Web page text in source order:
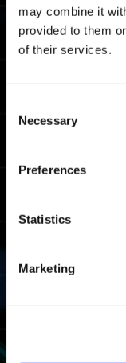
may combine it
provided to them
of their services.
Selection
Necessary
Preferences
Statistics
Marketing